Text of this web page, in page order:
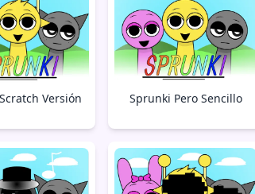
Versión Sprunki Pero Sencillo